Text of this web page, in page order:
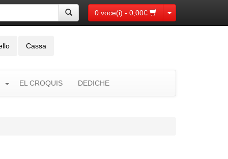
0 voce(i) - 0,00€ Toggle Dropdown
Cassa
EL CROQUIS DEDICHE